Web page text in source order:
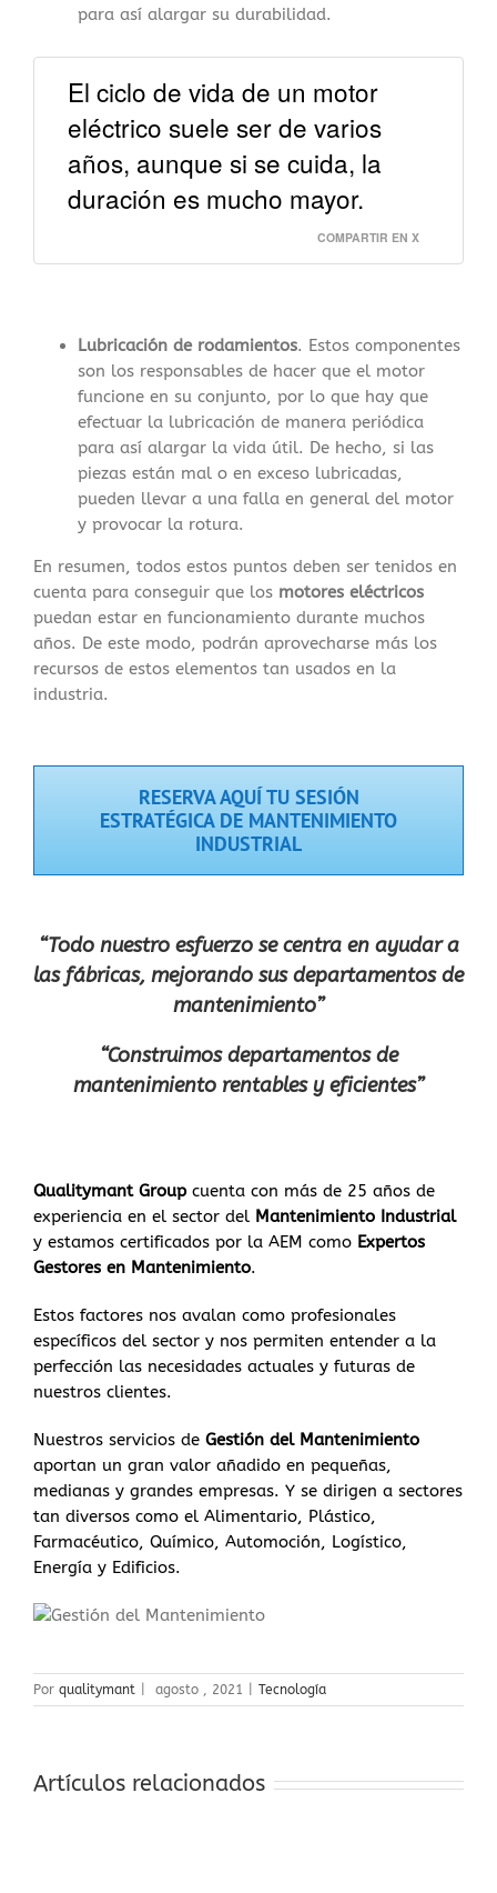
para así alargar su durabilidad.
El ciclo de vida de un motor
eléctrico suele ser de varios
años, aunque si se cuida, la
duración es mucho mayor.
COMPARTIR EN X
Lubricación de rodamientos. Estos componentes
son los responsables de hacer que el motor
funcione en su conjunto, por lo que hay que
efectuar la lubricación de manera periódica
para así alargar la vida útil. De hecho, si las
piezas están mal o en exceso lubricadas,
pueden llevar a una falla en general del motor
y provocar la rotura.
En resumen, todos estos puntos deben ser tenidos en
cuenta para conseguir que los motores eléctricos
puedan estar en funcionamiento durante muchos
años. De este modo, podrán aprovecharse más los
recursos de estos elementos tan usados en la
industria.
RESERVA AQUÍ TU SESIÓN
ESTRATÉGICA DE MANTENIMIENTO
INDUSTRIAL
“Todo nuestro esfuerzo se centra en ayudar a
las fábricas, mejorando sus departamentos de
mantenimiento”
“Construimos departamentos de
mantenimiento rentables y eficientes”
Qualitymant Groupcuenta con más de 25 años de
experiencia en el sector del Mantenimiento Industrial
y estamos certificados por la AEM como Expertos
Gestores en Mantenimiento.
Estos factores nos avalan como profesionales
específicos del sector y nos permiten entender a la
perfección las necesidades actuales y futuras de
nuestros clientes.
Nuestros servicios de Gestión del Mantenimiento
aportan un gran valor añadido en pequeñas,
medianas y grandes empresas. Y se dirigen a sectores
tan diversos como el Alimentario, Plástico,
Farmacéutico, Químico, Automoción, Logístico,
Energía y Edificios.
Por qualitymant agosto , 2021 Tecnología
Artículos relacionados